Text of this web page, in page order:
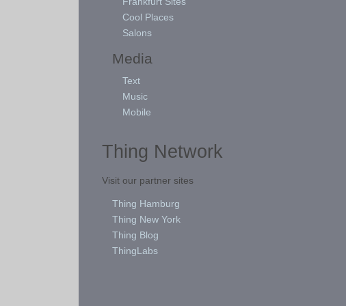
Cool Places
Salons
Media
Text
Music
Mobile
Thing Network
Visit our partner sites
Thing Hamburg
Thing New York
Thing Blog
ThingLabs